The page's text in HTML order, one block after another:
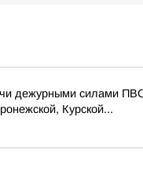
дежурными силами ПВО
Курской...